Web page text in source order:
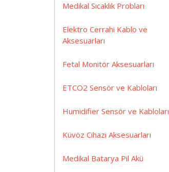
Medikal Sıcaklık Probları
Elektro Cerrahi Kablo ve
Aksesuarları
Fetal Monitör Aksesuarları
ETCO2 Sensör ve Kabloları
Humidifier Sensör ve Kabloları
Küvöz Cihazı Aksesuarları
Medikal Batarya Pil Akü